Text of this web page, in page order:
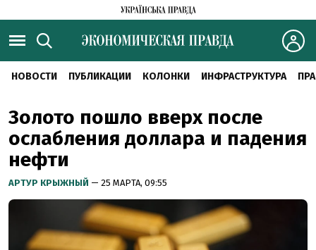
НОВОСТИ ПУБЛИКАЦИИ КОЛОНКИ ИНФРАСТРУКТУРА
Золото пошло вверх после
ослабления доллара и падения
нефти
АРТУР КРЫЖНЫЙ — 25 МАРТА, 09:55